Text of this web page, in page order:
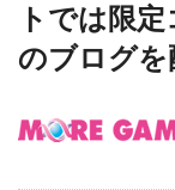
トでは限
のブログを